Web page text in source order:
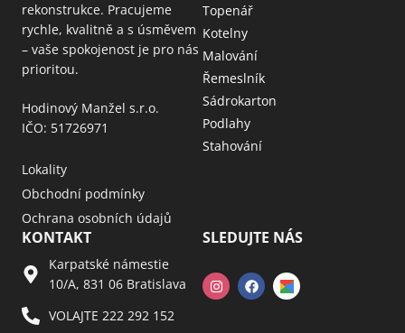
rekonstrukce. Pracujeme
rychle, kvalitně a s úsměvem
– vaše spokojenost je pro nás
prioritou.
Hodinový Manžel s.r.o.
IČO: 51726971
Lokality
Obchodní podmínky
Ochrana osobních údajů
Topenář
Kotelny
Malování
Řemeslník
Sádrokarton
Podlahy
Stahování
KONTAKT
Karpatské námestie
10/A, 831 06 Bratislava
VOLAJTE 222 292 152
SLEDUJTE NÁS